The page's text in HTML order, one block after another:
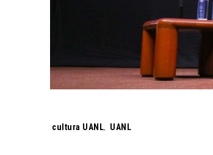
Tags:
cultura UANL, UANL